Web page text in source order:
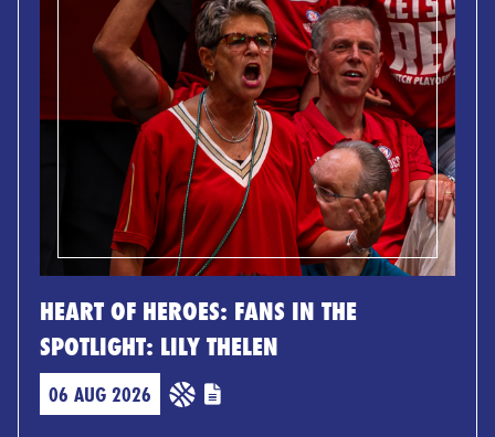
HEART OF HEROES: FANS IN THE
SPOTLIGHT: LILY THELEN
06 AUG 2026